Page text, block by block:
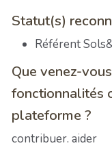
Statut(s)
Référent
Que venez-
fonctionnalités
plateforme ?
contribuer. aider